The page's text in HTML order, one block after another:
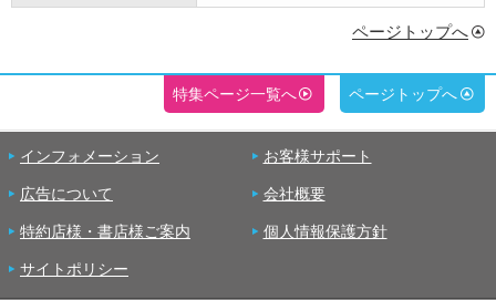
ページトップへ
特集ページ一覧へ ページトップへ
インフォメーション お客様サポート
広告について 会社概要
特約店様・書店様ご案内 個人情報保護方針
サイトポリシー